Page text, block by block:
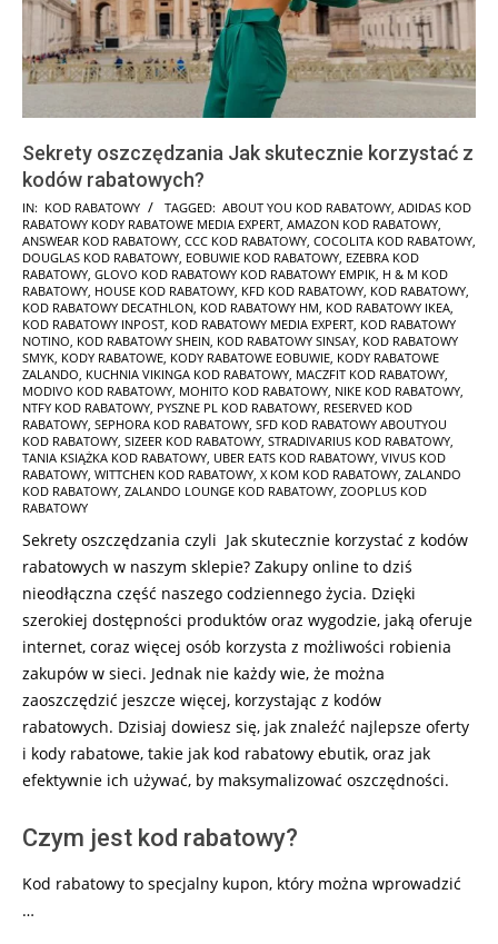
Sekrety oszczędzania Jak skutecznie korzystać z
kodów rabatowych?
2025-
01-
24
IN: KOD RABATOWY TAGGED: ABOUT YOU KOD RABATOWY, ADIDAS KOD
RABATOWY KODY RABATOWE MEDIA EXPERT, AMAZON KOD RABATOWY,
ANSWEAR KOD RABATOWY, CCC KOD RABATOWY, COCOLITA KOD RABATOWY,
DOUGLAS KOD RABATOWY, EOBUWIE KOD RABATOWY, EZEBRA KOD
RABATOWY, GLOVO KOD RABATOWY KOD RABATOWY EMPIK, H & M KOD
RABATOWY, HOUSE KOD RABATOWY, KFD KOD RABATOWY, KOD RABATOWY,
KOD RABATOWY DECATHLON, KOD RABATOWY HM, KOD RABATOWY IKEA,
KOD RABATOWY INPOST, KOD RABATOWY MEDIA EXPERT, KOD RABATOWY
NOTINO, KOD RABATOWY SHEIN, KOD RABATOWY SINSAY, KOD RABATOWY
SMYK, KODY RABATOWE, KODY RABATOWE EOBUWIE, KODY RABATOWE
ZALANDO, KUCHNIA VIKINGA KOD RABATOWY, MACZFIT KOD RABATOWY,
MODIVO KOD RABATOWY, MOHITO KOD RABATOWY, NIKE KOD RABATOWY,
NTFY KOD RABATOWY, PYSZNE PL KOD RABATOWY, RESERVED KOD
RABATOWY, SEPHORA KOD RABATOWY, SFD KOD RABATOWY ABOUTYOU
KOD RABATOWY, SIZEER KOD RABATOWY, STRADIVARIUS KOD RABATOWY,
TANIA KSIĄŻKA KOD RABATOWY, UBER EATS KOD RABATOWY, VIVUS KOD
RABATOWY, WITTCHEN KOD RABATOWY, X KOM KOD RABATOWY, ZALANDO
KOD RABATOWY, ZALANDO LOUNGE KOD RABATOWY, ZOOPLUS KOD
RABATOWY
Sekrety oszczędzania czyli Jak skutecznie korzystać z kodów
rabatowych w naszym sklepie? Zakupy online to dziś
nieodłączna część naszego codziennego życia. Dzięki
szerokiej dostępności produktów oraz wygodzie, jaką oferuje
internet, coraz więcej osób korzysta z możliwości robienia
zakupów w sieci. Jednak nie każdy wie, że można
zaoszczędzić jeszcze więcej, korzystając z kodów
rabatowych. Dzisiaj dowiesz się, jak znaleźć najlepsze oferty
i kody rabatowe, takie jak kod rabatowy ebutik, oraz jak
efektywnie ich używać, by maksymalizować oszczędności.
Czym jest kod rabatowy?
Kod rabatowy to specjalny kupon, który można wprowadzić
…